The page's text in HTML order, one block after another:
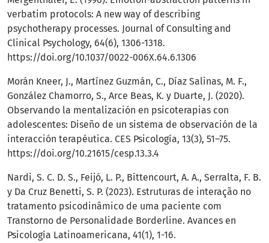
verbatim protocols: A new way of describing
psychotherapy processes. Journal of Consulting and
Clinical Psychology, 64(6), 1306-1318.
https://doi.org/10.1037/0022-006X.64.6.1306
Morán Kneer, J., Martínez Guzmán, C., Díaz Salinas, M. F.,
González Chamorro, S., Arce Beas, K. y Duarte, J. (2020).
Observando la mentalización en psicoterapias con
adolescentes: Diseño de un sistema de observación de la
interacción terapéutica. CES Psicología, 13(3), 51–75.
https://doi.org/10.21615/cesp.13.3.4
Nardi, S. C. D. S., Feijó, L. P., Bittencourt, A. A., Serralta, F. B.
y Da Cruz Benetti, S. P. (2023). Estruturas de interação no
tratamento psicodinâmico de uma paciente com
Transtorno de Personalidade Borderline. Avances en
Psicología Latinoamericana, 41(1), 1-16.